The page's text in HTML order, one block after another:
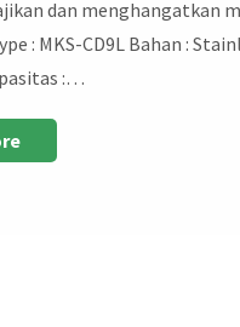
dan menghangatkan
: MKS-CD9L Bahan :
:…